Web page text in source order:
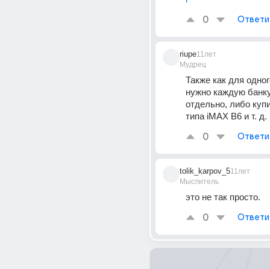
0
riupe
Мудрец
11лет
Также как для
нужно каждую
отдельно, либо
типа iMAX B6 и т. д.
0
tolik_karpov_5
Мыслитель
11лет
это не так просто.
0